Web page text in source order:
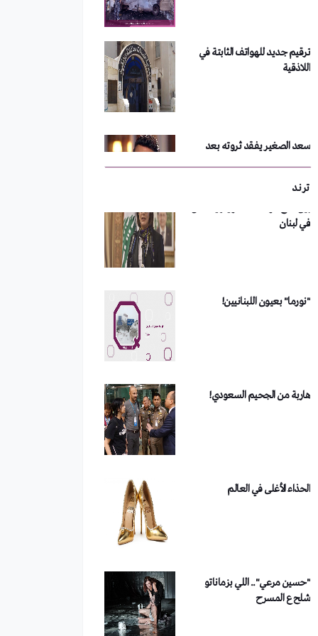
رفعت الأسد يعود إلى سوريا
في دمشق
دمشق؟
ترند
التواصل الاجتماعي
في لبنان
"نورما" بعيون اللبنانيين!
هاربة من الجحيم السعودي!
الحذاء الأغلى في العالم
"حسين مرعي".. اللي بزماناتو
طفل يكسب 22 مليون دولار من
“يوتيوب”.. بالتفاصيل